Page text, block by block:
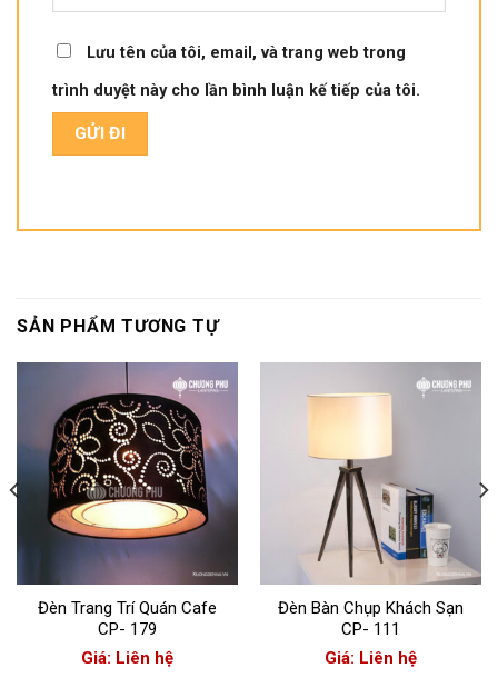
Lưu tên của tôi, email, và trang web trong
trình duyệt này cho lần bình luận kế tiếp của tôi.
SẢN PHẨM TƯƠNG TỰ
Đèn Trang Trí Quán Cafe
CP- 179
Giá: Liên hệ
Đèn Bàn Chụp Khách Sạn
CP- 111
Giá: Liên hệ